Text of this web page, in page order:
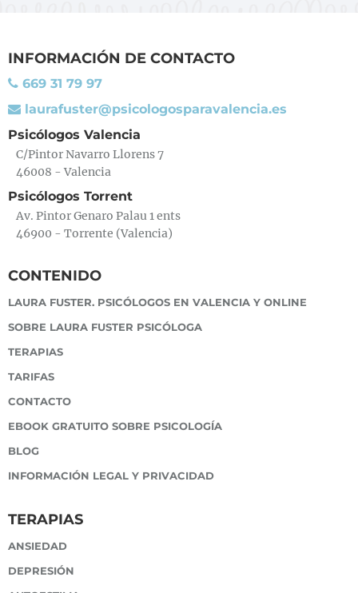
INFORMACIÓN DE CONTACTO
669 31 79 97
laurafuster@psicologosparavalencia.es
Psicólogos Valencia
C/Pintor Navarro Llorens 7
46008 - Valencia
Psicólogos Torrent
Av. Pintor Genaro Palau 1 ents
46900 - Torrente (Valencia)
CONTENIDO
LAURA FUSTER. PSICÓLOGOS EN VALENCIA Y ONLINE
SOBRE LAURA FUSTER PSICÓLOGA
TERAPIAS
TARIFAS
CONTACTO
EBOOK GRATUITO SOBRE PSICOLOGÍA
BLOG
INFORMACIÓN LEGAL Y PRIVACIDAD
TERAPIAS
ANSIEDAD
DEPRESIÓN